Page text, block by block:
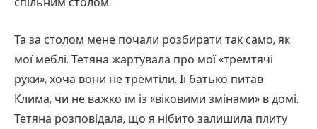
Та за столом мене почали розбирати так само, як
мої меблі. Тетяна жартувала про мої «тремтячі
руки», хоча вони не тремтіли. Її батько питав
Клима, чи не важко їм із «віковими змінами» в домі.
Тетяна розповідала, що я нібито залишила плиту